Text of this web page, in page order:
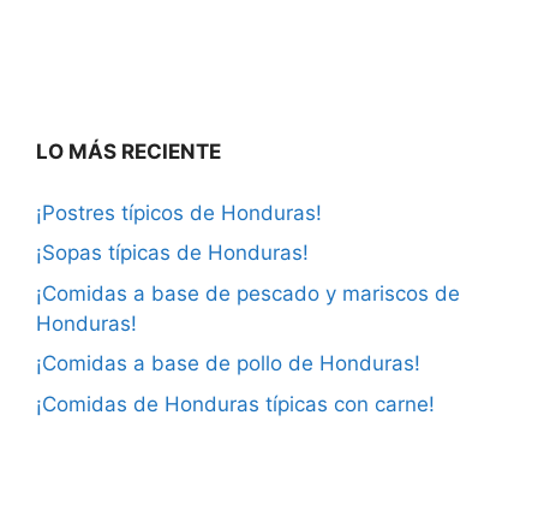
LO MÁS RECIENTE
¡Postres típicos de Honduras!
¡Sopas típicas de Honduras!
¡Comidas a base de pescado y mariscos de
Honduras!
¡Comidas a base de pollo de Honduras!
¡Comidas de Honduras típicas con carne!